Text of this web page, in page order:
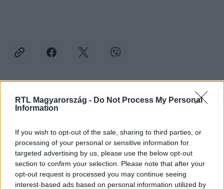
RTL Magyarország - Do Not Process My Personal
Information
If you wish to opt-out of the sale, sharing to third parties, or
processing of your personal or sensitive information for
targeted advertising by us, please use the below opt-out
section to confirm your selection. Please note that after your
opt-out request is processed you may continue seeing
interest-based ads based on personal information utilized by
Kövess minket, és értesülj a friss hírekről a
Facebookon is!
Követem